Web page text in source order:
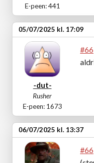
E-peen: 441
05/07/2025 kl. 17:09
-dut-
Rusher
E-peen: 1673
#66
06/07/2025 kl. 13:37
#66